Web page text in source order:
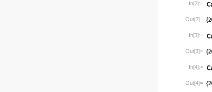
In[2]:=
Wolfram
Out[2]=
In[3]:=
Wolfram
Out[3]=
In[4]:=
Wolfram
Out[4]=